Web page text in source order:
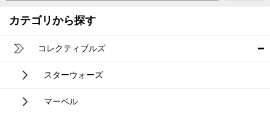
カテゴリから探す
コレクティブルズ
スターウォーズ
マーベル